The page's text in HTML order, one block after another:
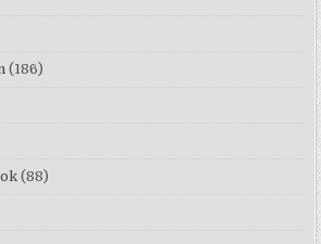
(186)
(88)